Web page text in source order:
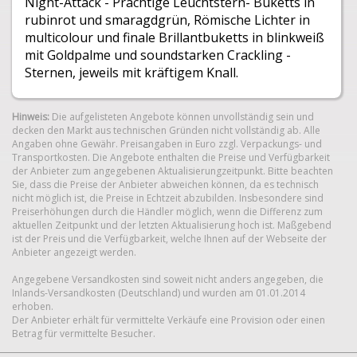
rubinrot und smaragdgrün, Römische Lichter in
multicolour und finale Brillantbuketts in blinkweiß
mit Goldpalme und soundstarken Crackling -
Sternen, jeweils mit kräftigem Knall.
Hinweis: Die aufgelisteten Angebote können unvollständig sein und
decken den Markt aus technischen Gründen nicht vollständig ab. Alle
Angaben ohne Gewähr. Preisangaben in Euro zzgl. Verpackungs- und
Transportkosten. Die Angebote enthalten die Preise und Verfügbarkeit
der Anbieter zum angegebenen Aktualisierungzeitpunkt. Bitte beachten
Sie, dass die Preise der Anbieter abweichen können, da es technisch
nicht möglich ist, die Preise in Echtzeit abzubilden. Insbesondere sind
Preiserhöhungen durch die Händler möglich, wenn die Differenz zum
aktuellen Zeitpunkt und der letzten Aktualisierung hoch ist. Maßgebend
ist der Preis und die Verfügbarkeit, welche Ihnen auf der Webseite der
Anbieter angezeigt werden.
Angegebene Versandkosten sind soweit nicht anders angegeben, die
Inlands-Versandkosten (Deutschland) und wurden am 01.01.2014
erhoben.
Der Anbieter erhält für vermittelte Verkäufe eine Provision oder einen
Betrag für vermittelte Besucher.